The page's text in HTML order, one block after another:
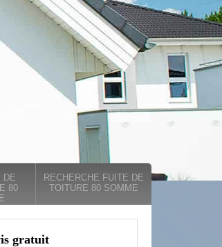
DE
80
RECHERCHE FUITE DE
TOITURE 80 SOMME
gratuit